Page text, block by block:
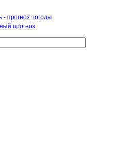
прогноз погоды
прогноз